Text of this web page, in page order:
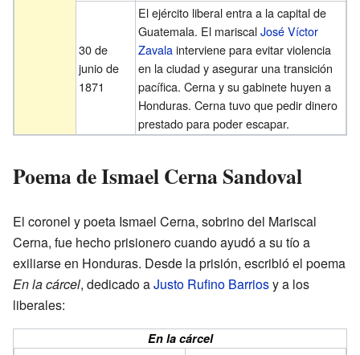
30 de
junio de
1871
El ejército liberal entra a la capital de
Guatemala. El mariscalJosé Víctor
Zavalainterviene para evitar violencia
en la ciudad y asegurar una transición
pacífica. Cerna y su gabinete huyen a
Honduras. Cerna tuvo que pedir dinero
prestado para poder escapar.
Poema de Ismael Cerna Sandoval
El coronel y poeta Ismael Cerna, sobrino del Mariscal
Cerna, fue hecho prisionero cuando ayudó a su tío a
exiliarse en Honduras. Desde la prisión, escribió el poema
En la cárcel, dedicado aJusto Rufino Barriosy a los
liberales:
En la cárcel